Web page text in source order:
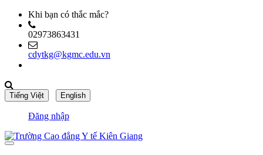
Khi bạn có thắc mắc?
02973863431
cdytkg@kgmc.edu.vn
Đăng nhập